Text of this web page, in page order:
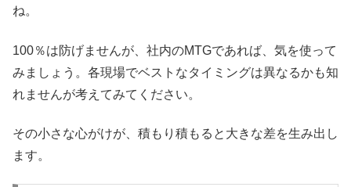
ね。
100％は防げませんが、社内のMTGであれば、気を使って
みましょう。各現場でベストなタイミングは異なるかも知
れませんが考えてみてください。
その小さな心がけが、積もり積もると大きな差を生み出し
ます。